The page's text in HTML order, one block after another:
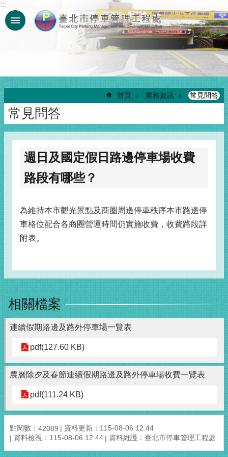
跳到主要內容區塊
:::
:::
首頁 業務資訊 常見問答
常見問答
週日及國定假日路邊停車場收費
路段有哪些？
為維持本市觀光景點及商圈周邊停車秩序本市路邊停
車格位配合各商圈營運時間仍實施收費，收費路段詳
附表。
相關檔案
連續假期路邊及路外停車場一覽表
pdf(127.60 KB)
農曆除夕及春節連續假期路邊及路外停車場收費一覽表
pdf(111.24 KB)
點閱數： 42089
資料更新：115-08-06 12:44
資料檢視：115-08-06 12:44
資料維護：臺北市停車管理工程處